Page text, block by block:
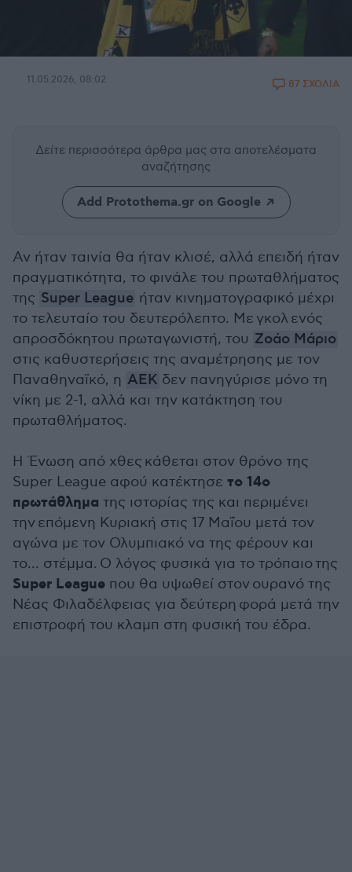
11.05.2026, 08:02 87 ΣΧΟΛΙΑ
Δείτε περισσότερα άρθρα μας στα αποτελέσματα
αναζήτησης
Add Protothema.gr on Google
Αν ήταν ταινία θα ήταν κλισέ, αλλά επειδή ήταν
πραγματικότητα, το φινάλε του πρωταθλήματος
της Super League ήταν κινηματογραφικό μέχρι
το τελευταίο του δευτερόλεπτο. Με γκολ ενός
απροσδόκητου πρωταγωνιστή, του Ζοάο Μάριο
στις καθυστερήσεις της αναμέτρησης με τον
Παναθηναϊκό, η AEK δεν πανηγύρισε μόνο τη
νίκη με 2-1, αλλά και την κατάκτηση του
πρωταθλήματος.
Η Ένωση από χθες κάθεται στον θρόνο της
Super League αφού κατέκτησε το 14ο
πρωτάθλημα της ιστορίας της και περιμένει
την επόμενη Κυριακή στις 17 Μαΐου μετά τον
αγώνα με τον Ολυμπιακό να της φέρουν και
το... στέμμα. Ο λόγος φυσικά για το τρόπαιο της
Super League που θα υψωθεί στον ουρανό της
Νέας Φιλαδέλφειας για δεύτερη φορά μετά την
επιστροφή του κλαμπ στη φυσική του έδρα.